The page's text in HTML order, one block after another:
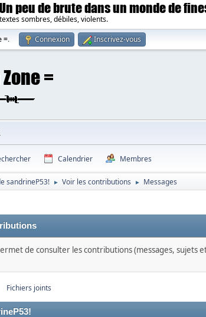
peu de brute dans un monde de
sombres, débiles, violents.
=. Connexion Inscrivez-vous
Calendrier Membres
sandrineP53! ► Voir les contributions ► Messages
de consulter les contributions (messages, sujets
Fichiers joints